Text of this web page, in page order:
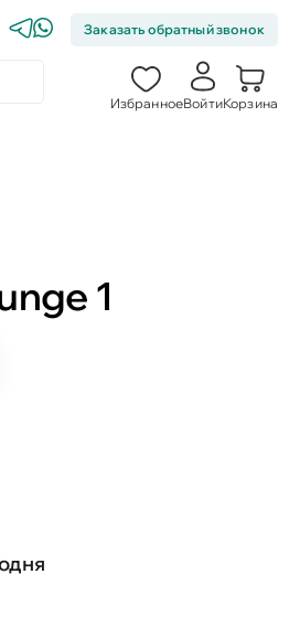
Заказать обратный звонок
ИзбранноеВойтиКорзина
1